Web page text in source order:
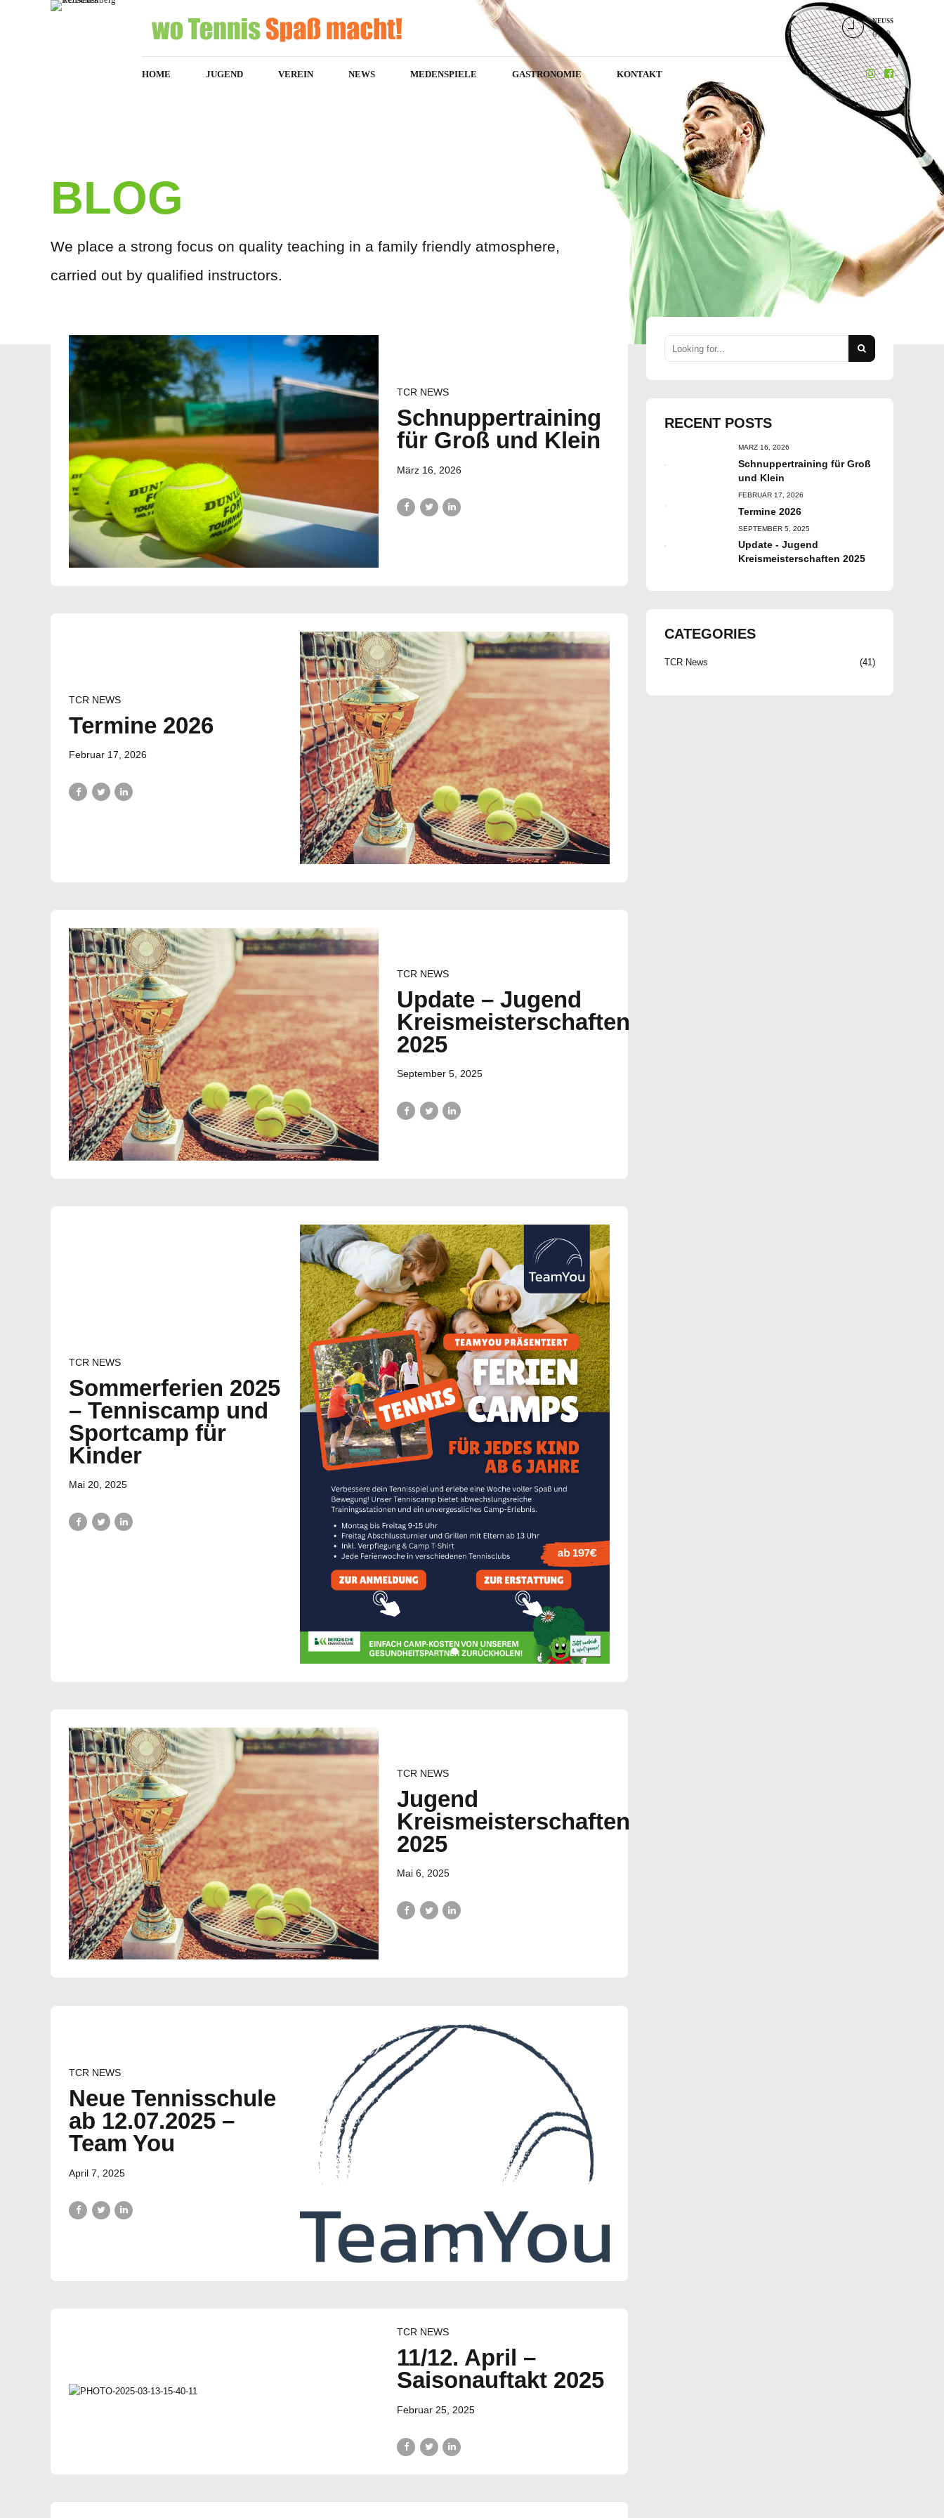
NEUSS
0:30
HOME JUGEND VEREIN NEWS MEDENSPIELE GASTRONOMIE KONTAKT
BLOG
We place a strong focus on quality teaching in a family friendly atmosphere,
carried out by qualified instructors.
TCR NEWS
Schnuppertraining
für Groß und Klein
März 16, 2026
TCR NEWS
Termine 2026
Februar 17, 2026
TCR NEWS
Update – Jugend
Kreismeisterschaften
2025
September 5, 2025
TCR NEWS
Sommerferien 2025
– Tenniscamp und
Sportcamp für
Kinder
Mai 20, 2025
TCR NEWS
Jugend
Kreismeisterschaften
2025
Mai 6, 2025
TCR NEWS
Neue Tennisschule
ab 12.07.2025 –
Team You
April 7, 2025
TCR NEWS
11/12. April –
Saisonauftakt 2025
Februar 25, 2025
RECENT POSTS
MÄRZ 16, 2026
Schnuppertraining für Groß
und Klein
FEBRUAR 17, 2026
Termine 2026
SEPTEMBER 5, 2025
Update - Jugend
Kreismeisterschaften 2025
CATEGORIES
TCR News (41)